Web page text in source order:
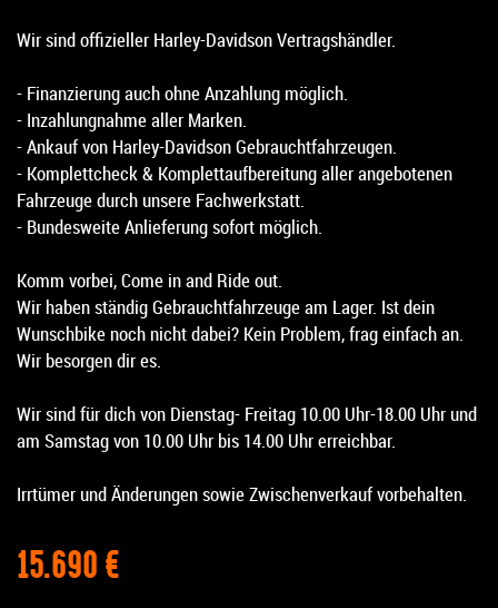
Wir sind offizieller Harley-Davidson Vertragshändler.
- Finanzierung auch ohne Anzahlung möglich.
- Inzahlungnahme aller Marken.
- Ankauf von Harley-Davidson Gebrauchtfahrzeugen.
- Komplettcheck & Komplettaufbereitung aller angebotenen
Fahrzeuge durch unsere Fachwerkstatt.
- Bundesweite Anlieferung sofort möglich.
Komm vorbei, Come in and Ride out.
Wir haben ständig Gebrauchtfahrzeuge am Lager. Ist dein
Wunschbike noch nicht dabei? Kein Problem, frag einfach an.
Wir besorgen dir es.
Wir sind für dich von Dienstag- Freitag 10.00 Uhr-18.00 Uhr und
am Samstag von 10.00 Uhr bis 14.00 Uhr erreichbar.
Irrtümer und Änderungen sowie Zwischenverkauf vorbehalten.
15.690 €